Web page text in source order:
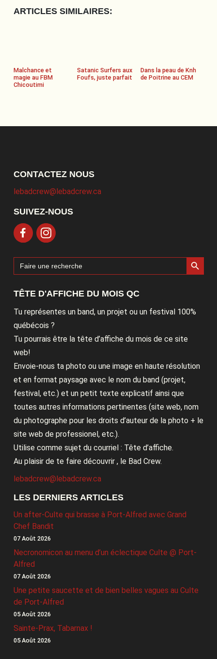
ARTICLES SIMILAIRES:
Malchance et
magie au FBM
Chicoutimi
Satanic Surfers aux
Foufs, juste parfait
Dans la peau de Knh
de Poitrine au CEM
CONTACTEZ NOUS
lebadcrew@lebadcrew.ca
SUIVEZ-NOUS
Search
for:
Search Button
TÊTE D'AFFICHE DU MOIS QC
Tu représentes un band, un projet ou un festival 100%
québécois ?
Tu pourrais être la tête d’affiche du mois de ce site
web!
Envoie-nous ta photo ou une image en haute résolution
et en format paysage avec le nom du band (projet,
festival, etc.) et un petit texte explicatif ainsi que
toutes autres informations pertinentes (site web, nom
du photographe pour les droits d’auteur de la photo + le
site web de professionel, etc.).
Utilise comme sujet du courriel : Tête d’affiche.
Au plaisir de te faire découvrir , le Bad Crew.
lebadcrew@lebadcrew.ca
LES DERNIERS ARTICLES
Un after-Culte qui brasse à Port-Alfred avec Grand
Chef Bandit
07 Août 2026
Necronomicon au menu d’un éclectique Culte @ Port-
Alfred
07 Août 2026
Une petite saucette et de bien belles vagues au Culte
de Port-Alfred
05 Août 2026
Sainte-Prax, Tabarnax !
05 Août 2026